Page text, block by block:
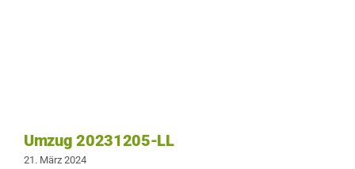
Umzug 20231205-LL
21. März 2024